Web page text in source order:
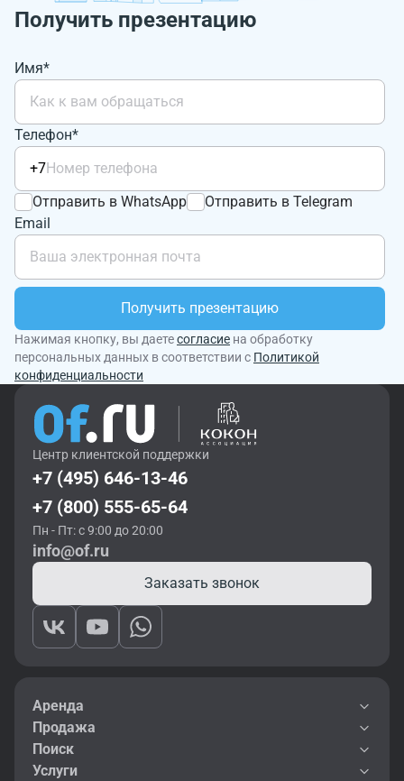
Получить презентацию
Имя*
Телефон*
+7
Отправить в WhatsApp
Отправить в Telegram
Email
Получить презентацию
Нажимая кнопку, вы даетесогласие на обработку
персональных данных в соответствии с Политикой
конфиденциальности
Центр клиентской поддержки
+7 (495) 646-13-46
+7 (800) 555-65-64
Пн - Пт: с 9:00 до 20:00
info@of.ru
Заказать звонок
Аренда
Продажа
Поиск
Услуги